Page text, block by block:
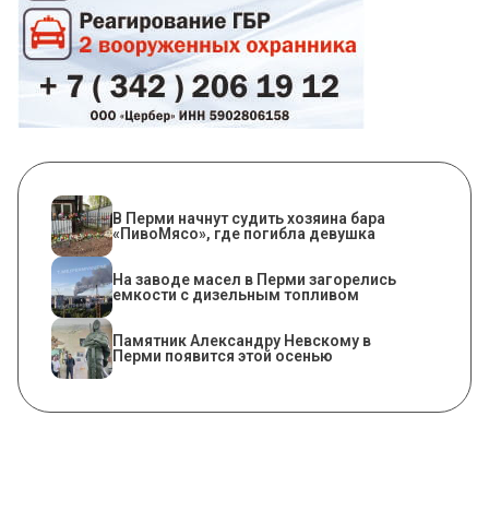
​В Перми начнут судить хозяина бара
«ПивоМясо», где погибла девушка
На заводе масел в Перми загорелись
емкости с дизельным топливом
​Памятник Александру Невскому в
Перми появится этой осенью